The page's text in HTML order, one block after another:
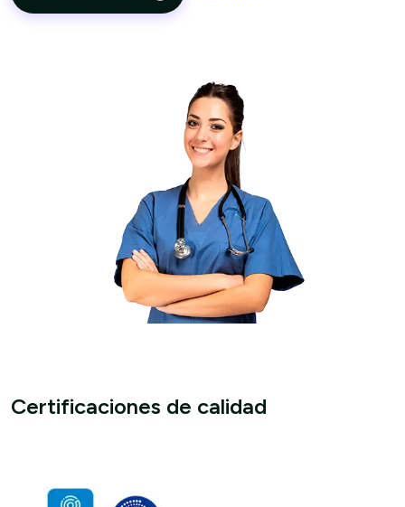
Certificaciones de calidad